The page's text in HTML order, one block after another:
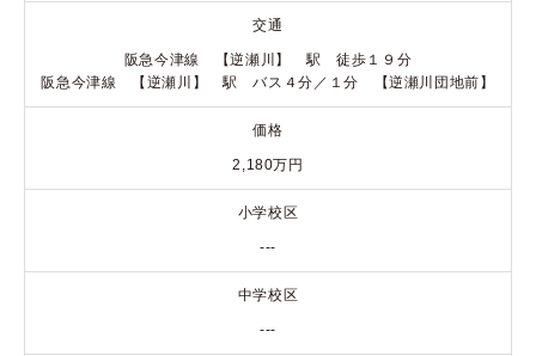
交通
阪急今津線 【逆瀬川】 駅 徒歩１９分
阪急今津線 【逆瀬川】 駅 バス４分／１分 【逆瀬川団地前】
価格
2,180万円
小学校区
---
中学校区
---